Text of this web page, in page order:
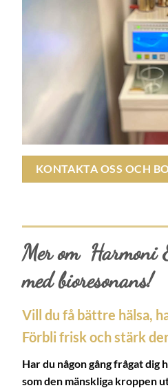
KONTAKTA OSS OCH
Mer om Harmoni
med bioresonans!
Vill du få bättre hälsa,
Förbli frisk och stärk
Har du någon gång frågat
som den mänskliga kroppen